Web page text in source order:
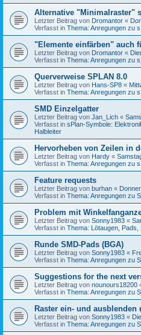
Alternative "Minimalraster"
Letzter Beitrag von Dromantor «
Verfasst in Thema: Anregungen zu
"Elemente einfärben" auch
Letzter Beitrag von Dromantor «
Verfasst in Thema: Anregungen zu
Querverweise SPLAN 8.0
Letzter Beitrag von Hans-SP8 «
Verfasst in Thema: Anregungen zu
SMD Einzelgatter
Letzter Beitrag von Jan_Lich «
Verfasst in sPlan-Symbole:
Halbleiter
Hervorheben von Zeilen in
Letzter Beitrag von Hardy «
Verfasst in Thema: Anregungen zu
Feature requests
Letzter Beitrag von burhan «
Verfasst in Thema: Anregungen zu
Problem mit
Letzter Beitrag von Sonny1983 «
Verfasst in Thema: Lötaugen,
Runde SMD-Pads (BGA)
Letzter Beitrag von Sonny1983 «
Verfasst in Thema: Anregungen zu
Suggestions for the next
Letzter Beitrag von nounours18200
Verfasst in Thema: Anregungen zu
Raster ein- und ausblenden
Letzter Beitrag von Sonny1983 «
Verfasst in Thema: Anregungen zu